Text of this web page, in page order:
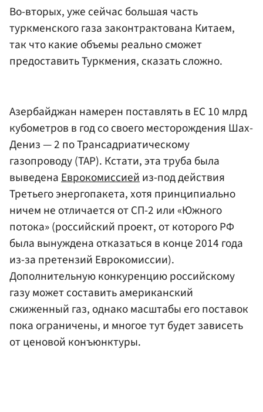
Во-вторых, уже сейчас большая часть
туркменского газа законтрактована Китаем,
так что какие объемы реально сможет
предоставить Туркмения, сказать сложно.
Азербайджан намерен поставлять в ЕС 10 млрд
кубометров в год со своего месторождения Шах-
Дениз — 2 по Трансадриатическому
газопроводу (TAP). Кстати, эта труба была
выведенаЕврокомиссиейиз-под действия
Третьего энергопакета, хотя принципиально
ничем не отличается от СП-2 или «Южного
потока» (российский проект, от которого РФ
была вынуждена отказаться в конце 2014 года
из-за претензий Еврокомиссии).
Дополнительную конкуренцию российскому
газу может составить американский
сжиженный газ, однако масштабы его поставок
пока ограничены, и многое тут будет зависеть
от ценовой конъюнктуры.